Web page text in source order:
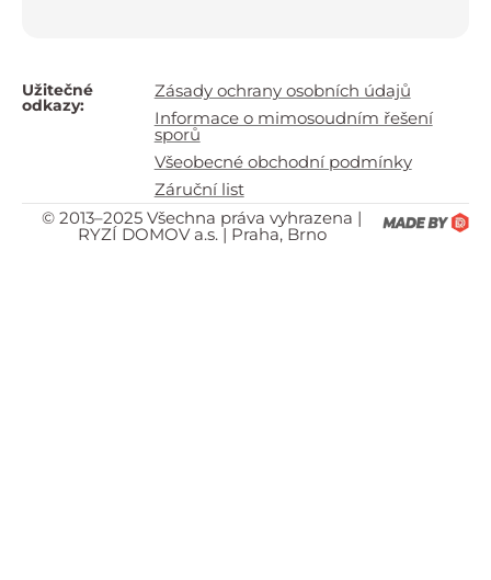
Užitečné
odkazy:
Zásady ochrany osobních údajů
Informace o mimosoudním řešení
sporů
Všeobecné obchodní podmínky
Záruční list
© 2013–2025 Všechna práva vyhrazena |
RYZÍ DOMOV a.s. | Praha, Brno